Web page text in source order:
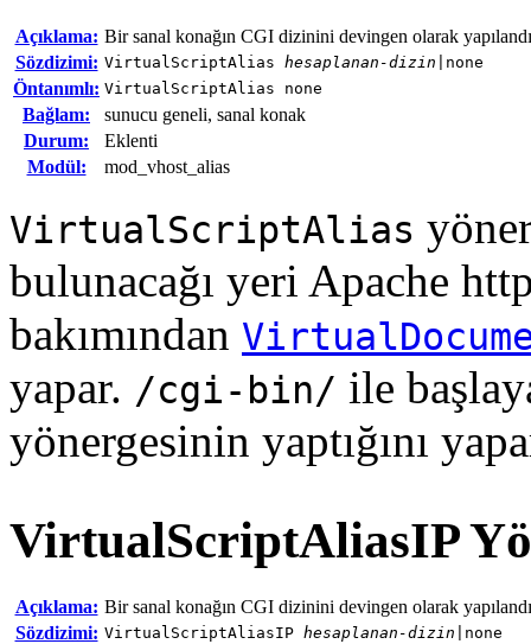
Açıklama: Bir sanal konağın CGI dizinini devingen olarak
Sözdizimi: VirtualScriptAlias hesaplanan-dizin |none
Öntanımlı: VirtualScriptAlias none
Bağlam:
sunucu geneli, sanal konak
Durum:
Eklenti
Modül:
mod_vhost_alias
VirtualScriptAlias
bulunacağı yeri Apache
bakımından
yapar. /cgi-bin/ ile
yönergesinin yaptığını
VirtualScriptAliasIP
Açıklama: Bir sanal konağın CGI dizinini devingen olarak
Sözdizimi: VirtualScriptAliasIP hesaplanan-dizin |none